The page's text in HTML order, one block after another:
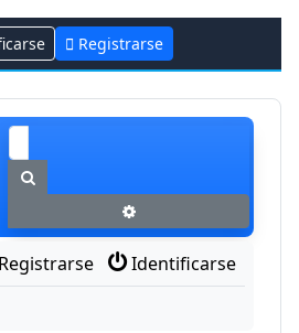
Registrarse
Identificarse
Registrarse